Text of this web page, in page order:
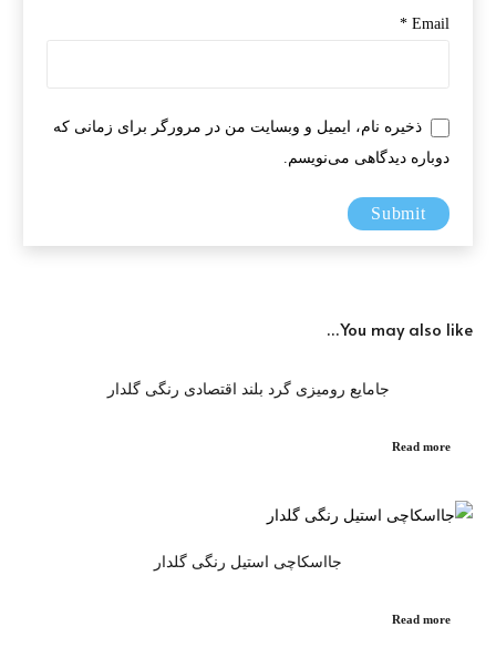
Email
*
ذخیره نام، ایمیل و وبسایت من در مرورگر برای زمانی که
دوباره دیدگاهی می‌نویسم.
You may also like…
جامایع رومیزی گرد بلند اقتصادی رنگی گلدار
Read more
جااسکاچی استیل رنگی گلدار
Read more